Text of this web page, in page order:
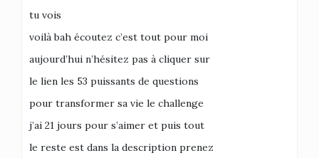
tu vois
voilà bah écoutez c’est tout pour moi
aujourd’hui n’hésitez pas à cliquer sur
le lien les 53 puissants de questions
pour transformer sa vie le challenge
j’ai 21 jours pour s’aimer et puis tout
le reste est dans la description prenez